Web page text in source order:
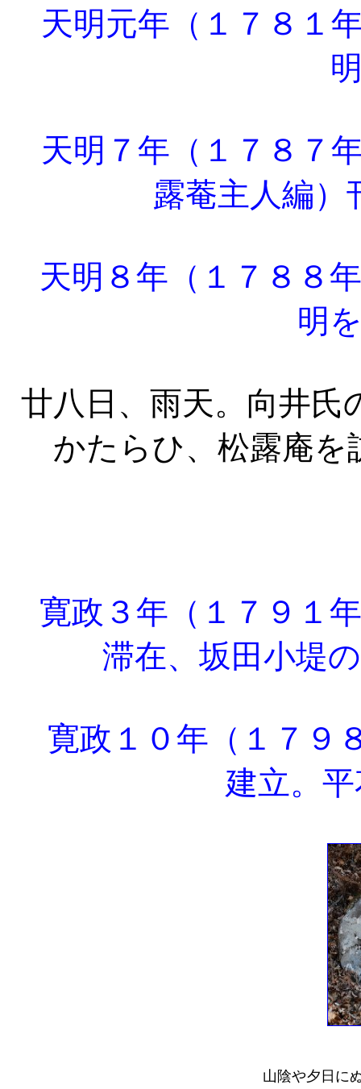
天明元年（１７８１
天明７年（１７８７
露菴主人編）
天明８年（１７８８
明
廿八日、雨天。向井氏
かたらひ、松露庵を
寛政３年（１７９１
滞在、坂田小堤
寛政１０年（１７９
建立。
山陰や夕日に